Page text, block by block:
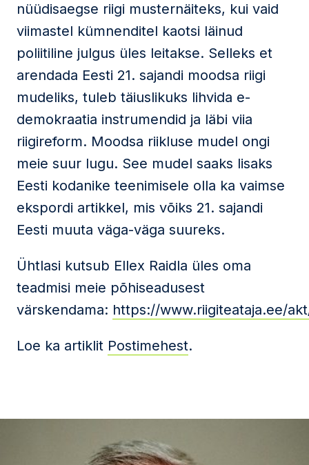
nüüdisaegse riigi musternäiteks, kui vaid
viimastel kümnenditel kaotsi läinud
poliitiline julgus üles leitakse. Selleks et
arendada Eesti 21. sajandi moodsa riigi
mudeliks, tuleb täiuslikuks lihvida e-
demokraatia instrumendid ja läbi viia
riigireform. Moodsa riikluse mudel ongi
meie suur lugu. See mudel saaks lisaks
Eesti kodanike teenimisele olla ka vaimse
ekspordi artikkel, mis võiks 21. sajandi
Eesti muuta väga-väga suureks.
Ühtlasi kutsub Ellex Raidla üles oma
teadmisi meie põhiseadusest
värskendama: https://www.riigiteataja.ee/
Loe ka artiklit Postimehest.